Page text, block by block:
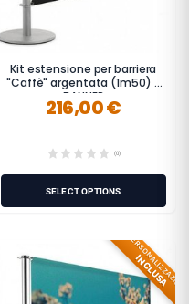
Kit estensione per barriera
"Caffè" argentata (1m50) -
BANNER
216,00 €
(0)
SELECT OPTIONS
INCLUSA